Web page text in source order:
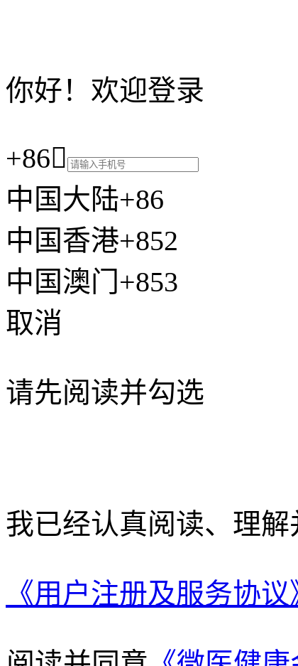
你好！欢迎登录
+86
中国大陆+86
中国香港+852
中国澳门+853
取消
请先阅读并勾选
我已经认真阅读、理解
《用户注册及服务协议